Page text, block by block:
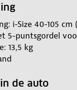
i-Size 40-105 cm
5-puntsgordel
13,5 kg
de auto